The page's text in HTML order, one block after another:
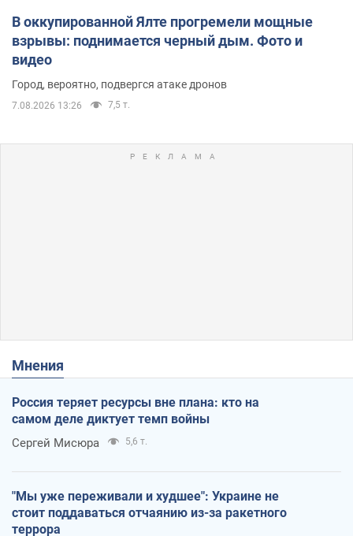
В оккупированной Ялте прогремели мощные
взрывы: поднимается черный дым. Фото и
видео
Город, вероятно, подвергся атаке дронов
7.08.2026 13:26 7,5 т.
Мнения
Россия теряет ресурсы вне плана: кто на
самом деле диктует темп войны
Сергей Мисюра 5,6 т.
"Мы уже переживали и худшее": Украине не
стоит поддаваться отчаянию из-за ракетного
террора